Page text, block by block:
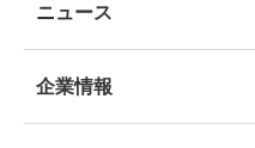
ニュース
企業情報